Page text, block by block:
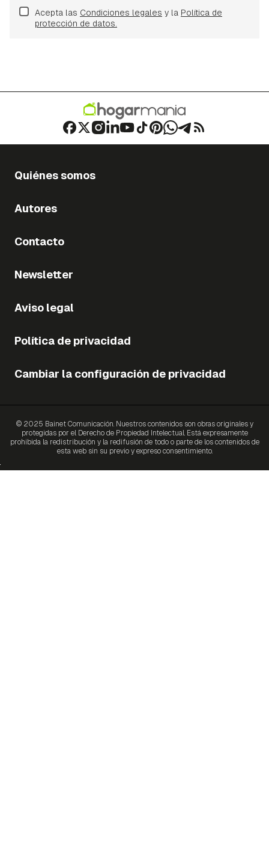
Acepta las Condiciones legales y la Política de
protección de datos.
Quiénes somos
Autores
Contacto
Newsletter
Aviso legal
Política de privacidad
Cambiar la configuración de privacidad
© 2025 Bainet Comunicación. Nuestros contenidos son obras originales y
protegidas por el Derecho de Propiedad Intelectual. Está expresamente
prohibida la redistribución y la redifusión de todo o parte de los contenidos de
esta web sin su previo y expreso consentimiento.